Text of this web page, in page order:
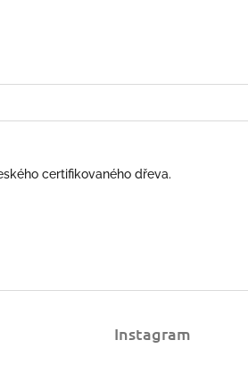
certifikovaného dřeva.
Instagram